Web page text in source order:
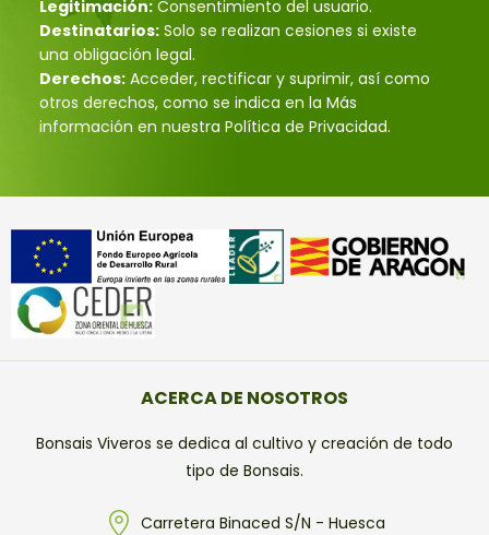
Legitimación: Consentimiento del usuario.
Destinatarios: Solo se realizan cesiones si existe
una obligación legal.
Derechos: Acceder, rectificar y suprimir, así como
otros derechos, como se indica en la Más
información en nuestra Política de Privacidad.
ACERCA DE NOSOTROS
Bonsais Viveros se dedica al cultivo y creación de todo
tipo de Bonsais.
Carretera Binaced S/N - Huesca